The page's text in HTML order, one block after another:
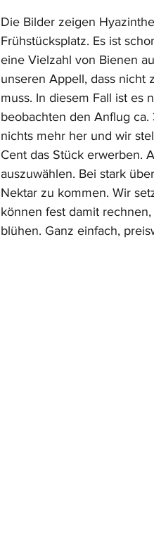
Die Bilder zeigen
Frühstücksplatz. Es ist
eine Vielzahl von Bienen
unseren Appell, dass nicht
muss. In diesem Fall ist es
beobachten den Anflug
nichts mehr her und wir
Cent das Stück erwerben.
auszuwählen. Bei stark
Nektar zu kommen. Wir
können fest damit
blühen. Ganz einfach,